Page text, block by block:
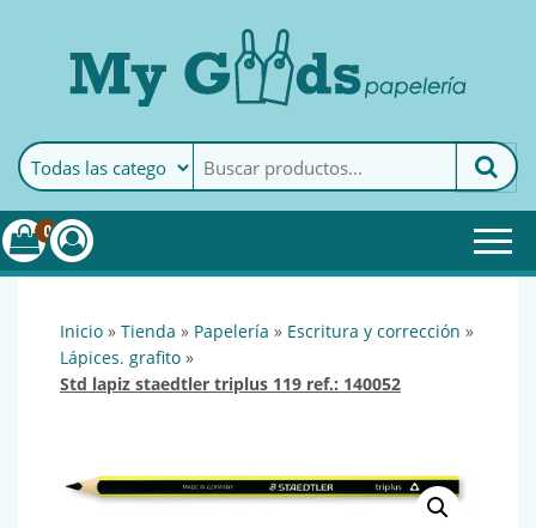
MyGoods · PapeleríaMy Goods es tu papelería
online de confianza. Podrás
encontrar todo lo necesario
0
inicio » tienda » papelería » escritura y corrección »
lápices. grafito »
std lapiz staedtler triplus 119 ref.: 140052